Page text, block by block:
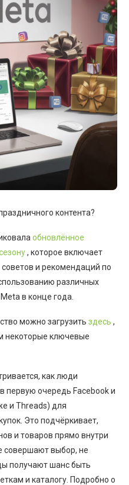
контента?
обновлённое
, которое включает
и рекомендаций по
различных
в конце года.
можно загрузить здесь ,
некоторые ключевые
как люди
первую очередь Facebook и
и Threads) для
Это подчёркивает,
и товаров прямо внутри
совершают выбор, не
получают шанс быть
и каталогу. Подробно о